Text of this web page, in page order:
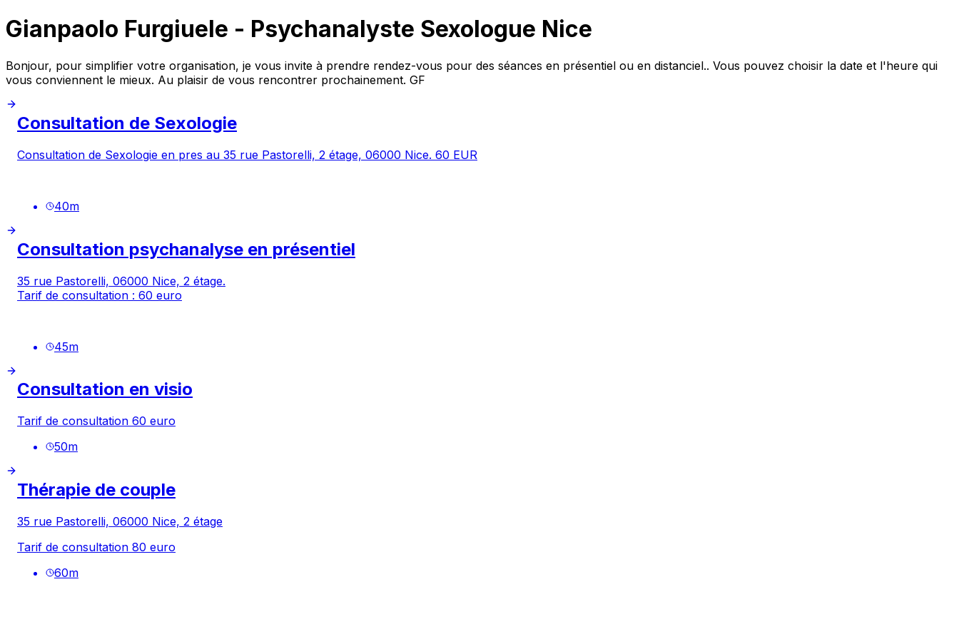
Gianpaolo Furgiuele - Psychanalyste Sexologue Nice
Bonjour, pour simplifier votre organisation, je vous invite à prendre rendez-vous pour des séances en présentiel ou en distanciel.. Vous pouvez choisir la date et l'heure qui
vous conviennent le mieux. Au plaisir de vous rencontrer prochainement. GF
Consultation de Sexologie
Consultation de Sexologie en pres au 35 rue Pastorelli, 2 étage, 06000 Nice. 60 EUR
40m
Consultation psychanalyse en présentiel
35 rue Pastorelli, 06000 Nice, 2 étage.
Tarif de consultation : 60 euro
45m
Consultation en visio
Tarif de consultation 60 euro
50m
Thérapie de couple
35 rue Pastorelli, 06000 Nice, 2 étage
Tarif de consultation 80 euro
60m